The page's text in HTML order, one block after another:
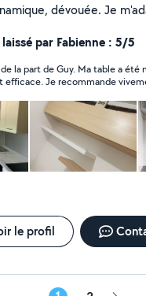
dévouée. Je
( lave linge,
- peinture et papier
- petite plomberie
par Fabienne : 5/5
la part de Guy. Ma table a été
efficace. Je recommande
le profil